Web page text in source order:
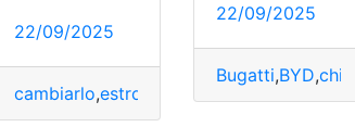
22/09/2025
cambiarlo,estropea Motivos,
22/09/2025
Bugatti,BYD,chino